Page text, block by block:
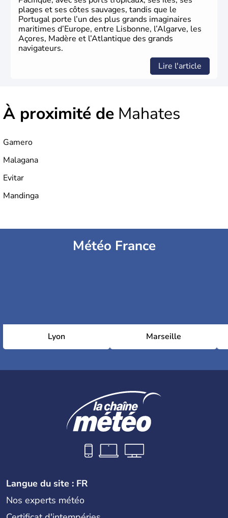
plages et ses côtes sauvages, tandis que le
Portugal porte l’un des plus grands imaginaires
maritimes d’Europe, entre Lisbonne, l’Algarve, les
Açores, Madère et l’Atlantique des grands
navigateurs.
Lire l'article
À proximité de Mahates
Gamero
Malagana
Evitar
Mandinga
Météo France
Lyon Marseille
Langue du site : FR
Nos experts météo